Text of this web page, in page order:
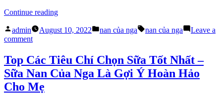
Continue reading“Nan
Nga
những
thắc
mắc
Posted
by
admin August 10, 2022
Posted
nan của nga Tags:
nan của nga
Leave a
commenton
Organic
Nga
giải
đáp
những
Top Các Tiêu Chí Chọn Sữa Tốt Nhất –
Sữa Nan Của Nga Là Gợi Ý Hoàn Hảo
Cho Mẹ